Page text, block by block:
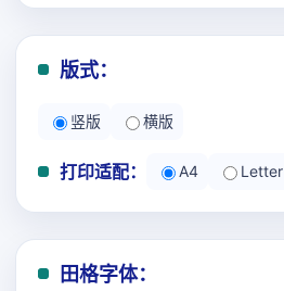
版式：
竖版 横版
打印适配： A4 Letter
田格字体：